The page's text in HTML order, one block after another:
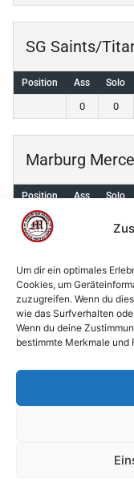
Um dir ein optimales
Cookies, um
zuzugreifen. Wenn du
wie das Surfverhalten
Wenn du deine
bestimmte Merkmale
SG Saints/
Position Ass Solo
0 0
Marburg
Position Ass Solo
© 2002 - 2026
Mercenaries e.V.